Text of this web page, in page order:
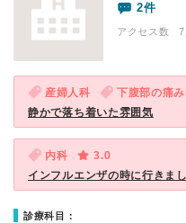
2件
アクセス数 7
産婦人科 下腹部の痛み
静かで落ち着いた雰囲気
内科
3.0
インフルエンザの時に行きまし
診療科目：